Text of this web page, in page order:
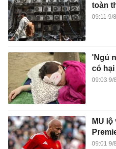
toàn
09:11 9/
'Ngủ
có
09:03 9/
MU
09:01 9/